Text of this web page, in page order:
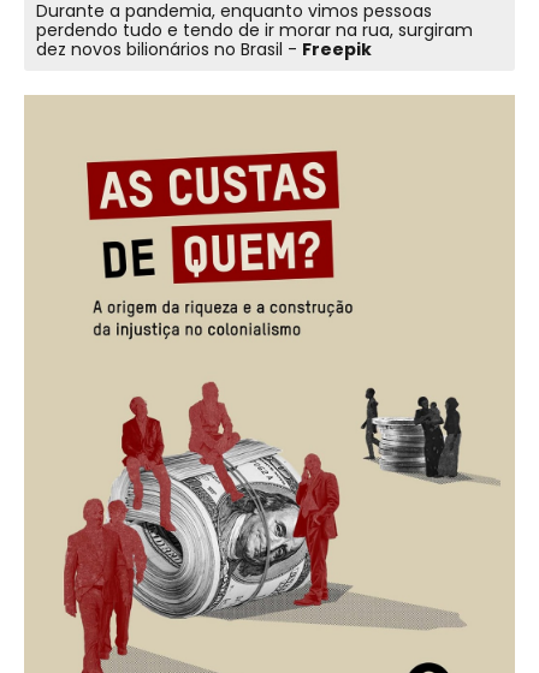
Durante a pandemia, enquanto vimos pessoas
perdendo tudo e tendo de ir morar na rua, surgiram
dez novos bilionários no Brasil - Freepik